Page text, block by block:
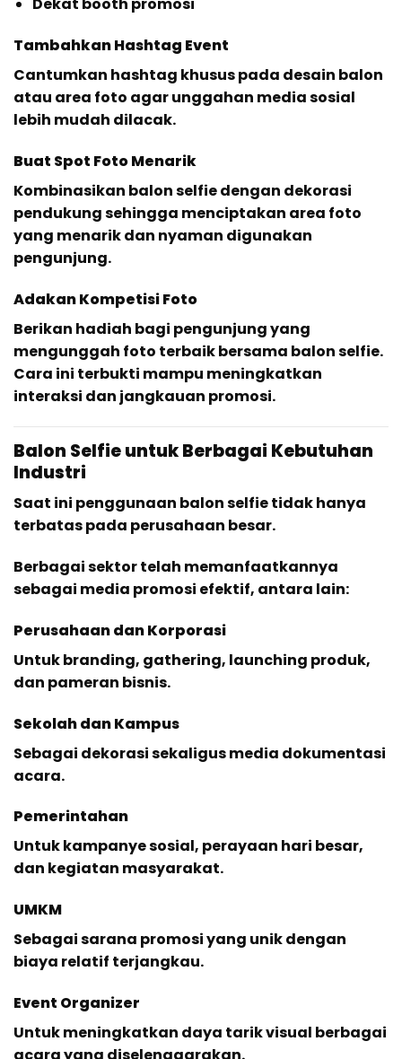
Dekat booth promosi
Tambahkan Hashtag Event
Cantumkan hashtag khusus pada desain balon
atau area foto agar unggahan media sosial
lebih mudah dilacak.
Buat Spot Foto Menarik
Kombinasikan balon selfie dengan dekorasi
pendukung sehingga menciptakan area foto
yang menarik dan nyaman digunakan
pengunjung.
Adakan Kompetisi Foto
Berikan hadiah bagi pengunjung yang
mengunggah foto terbaik bersama balon selfie.
Cara ini terbukti mampu meningkatkan
interaksi dan jangkauan promosi.
Balon Selfie untuk Berbagai Kebutuhan
Industri
Saat ini penggunaan balon selfie tidak hanya
terbatas pada perusahaan besar.
Berbagai sektor telah memanfaatkannya
sebagai media promosi efektif, antara lain:
Perusahaan dan Korporasi
Untuk branding, gathering, launching produk,
dan pameran bisnis.
Sekolah dan Kampus
Sebagai dekorasi sekaligus media dokumentasi
acara.
Pemerintahan
Untuk kampanye sosial, perayaan hari besar,
dan kegiatan masyarakat.
UMKM
Sebagai sarana promosi yang unik dengan
biaya relatif terjangkau.
Event Organizer
Untuk meningkatkan daya tarik visual berbagai